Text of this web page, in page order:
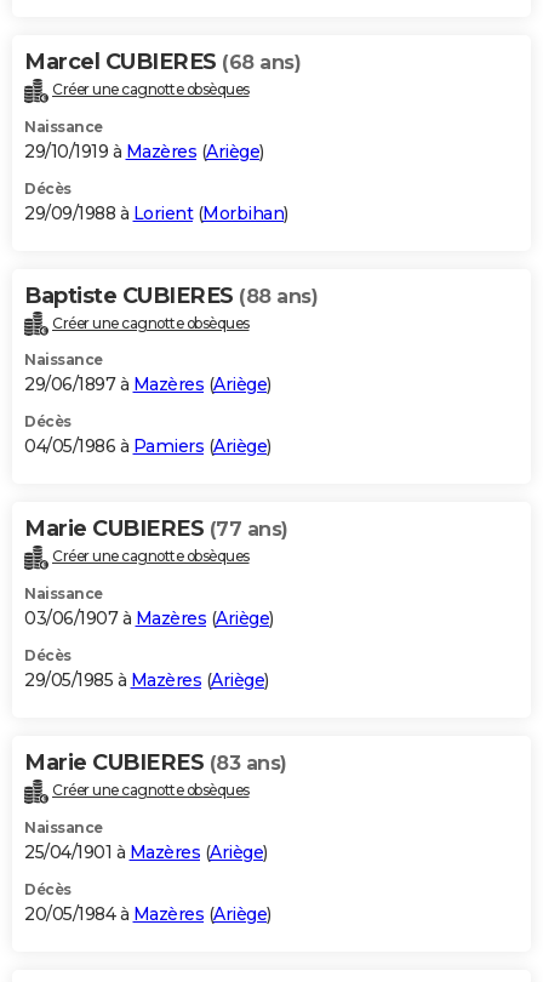
Marcel CUBIERES (68 ans)
Créer une cagnotte obsèques
Naissance
29/10/1919 à Mazères (Ariège)
Décès
29/09/1988 à Lorient(Morbihan)
Baptiste CUBIERES (88 ans)
Créer une cagnotte obsèques
Naissance
29/06/1897 à Mazères (Ariège)
Décès
04/05/1986 à Pamiers (Ariège)
Marie CUBIERES (77 ans)
Créer une cagnotte obsèques
Naissance
03/06/1907 à Mazères (Ariège)
Décès
29/05/1985 à Mazères (Ariège)
Marie CUBIERES (83 ans)
Créer une cagnotte obsèques
Naissance
25/04/1901 à Mazères (Ariège)
Décès
20/05/1984 à Mazères (Ariège)